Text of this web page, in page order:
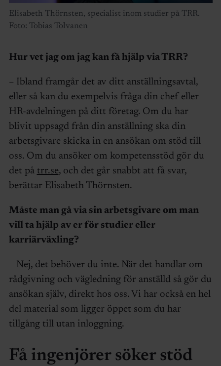
Elisabeth Thörnsten, specialist inom studier på TRR.
Foto: Tobias Tolvanen
Hur vet jag om jag kan få hjälp via TRR?
– Ibland framgår det av ditt anställningsavtal,
eller så kan du exempelvis fråga din chef eller
HR-avdelningen på ditt företag. Om du har
blivit uppsagd från din anställning ska din
arbetsgivare skicka in en ansökan om stöd till
oss. Om du ansöker om kompetensstöd gör du
det på trr.se, och det går snabbt att få svar,
berättar Elisabeth Thörnsten.
Måste man gå via sin arbetsgivare om man
vill ta hjälp av er för studier eller
karriärväxling?
– Nej, det behöver du inte. När det handlar om
rådgivning och vägledning för anställd så gör du
ansökan själv, direkt hos oss. Vi har också en hel
del material som ligger öppet som du har
tillgång till utan inloggning.
Få ingenjörer söker stöd